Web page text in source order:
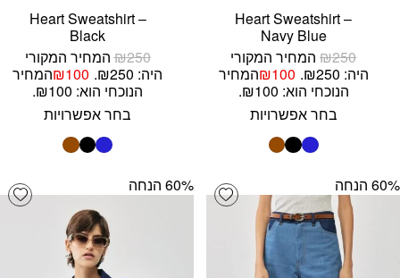
Heart Sweatshirt –
Navy Blue
₪250
המחיר המקורי
היה: ₪250.
₪100
המחיר
הנוכחי הוא: ₪100.
בחר אפשרויות
Heart Sweatshirt –
Black
₪250
המחיר המקורי
היה: ₪250.
₪100
המחיר
הנוכחי הוא: ₪100.
בחר אפשרויות
Add wishlist ‫60% הנחה ‫60% הנחה